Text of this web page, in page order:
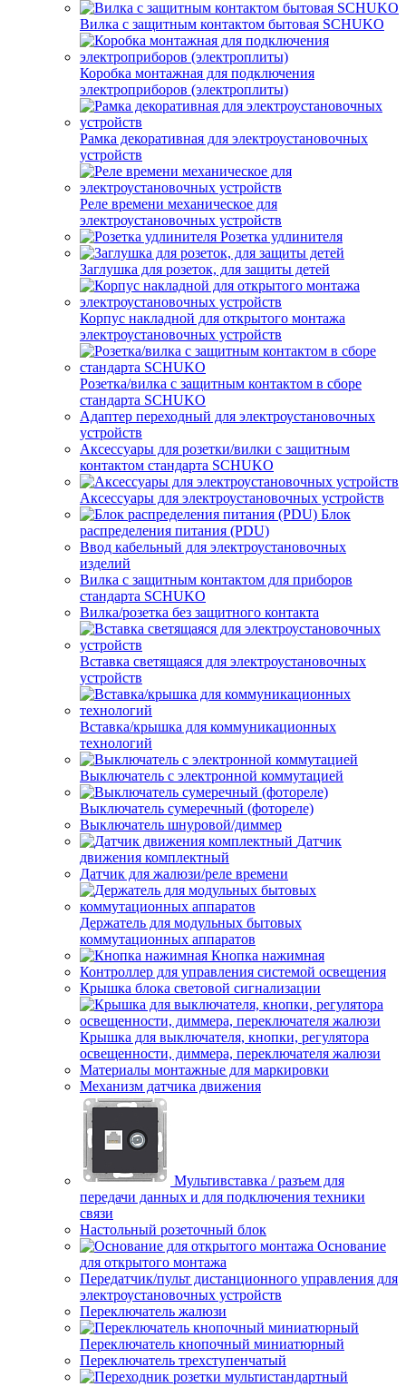
Вилка с защитным контактом бытовая SCHUKO
Коробка монтажная для подключения
электроприборов (электроплиты)
Рамка декоративная для электроустановочных
устройств
Реле времени механическое для
электроустановочных устройств
Розетка удлинителя
Заглушка для розеток, для защиты детей
Корпус накладной для открытого монтажа
электроустановочных устройств
Розетка/вилка с защитным контактом в сборе
стандарта SCHUKO
Адаптер переходный для электроустановочных
устройств
Аксессуары для розетки/вилки с защитным
контактом стандарта SCHUKO
Аксессуары для электроустановочных устройств
Блок
распределения питания (PDU)
Ввод кабельный для электроустановочных
изделий
Вилка с защитным контактом для приборов
стандарта SCHUKO
Вилка/розетка без защитного контакта
Вставка светящаяся для электроустановочных
устройств
Вставка/крышка для коммуникационных
технологий
Выключатель с электронной коммутацией
Выключатель сумеречный (фотореле)
Выключатель шнуровой/диммер
Датчик
движения комплектный
Датчик для жалюзи/реле времени
Держатель для модульных бытовых
коммутационных аппаратов
Кнопка нажимная
Контроллер для управления системой освещения
Крышка блока световой сигнализации
Крышка для выключателя, кнопки, регулятора
освещенности, диммера, переключателя жалюзи
Материалы монтажные для маркировки
Механизм датчика движения
Мультивставка / разъем для
передачи данных и для подключения техники
связи
Настольный розеточный блок
Основание
для открытого монтажа
Передатчик/пульт дистанционного управления для
электроустановочных устройств
Переключатель жалюзи
Переключатель кнопочный миниатюрный
Переключатель трехступенчатый